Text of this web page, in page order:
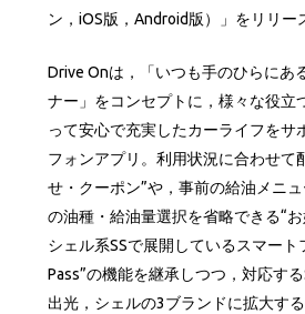
ン，iOS版，Android版）」をリリー
Drive Onは，「いつも手のひらにあ
ナー」をコンセプトに，様々な役立
って安心で充実したカーライフをサ
フォンアプリ。利用状況に合わせて
せ・クーポン”や，事前の給油メニ
の油種・給油量選択を省略できる“お
シェル系SSで展開しているスマート
Pass”の機能を継承しつつ，対応す
出光，シェルの3ブランドに拡大す